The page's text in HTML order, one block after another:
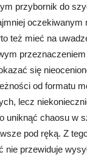
przybornik do
oczekiwanym
też mieć na
się
od formatu
lecz
uniknąć chaosu w
pod ręką. Z
nie przewiduje